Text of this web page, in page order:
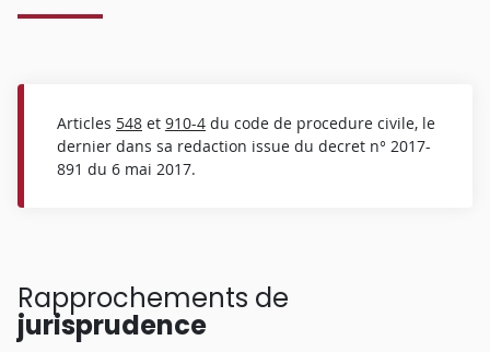
Articles 548 et 910-4 du code de procedure civile, le
dernier dans sa redaction issue du decret n° 2017-
891 du 6 mai 2017.
Rapprochements de
jurisprudence